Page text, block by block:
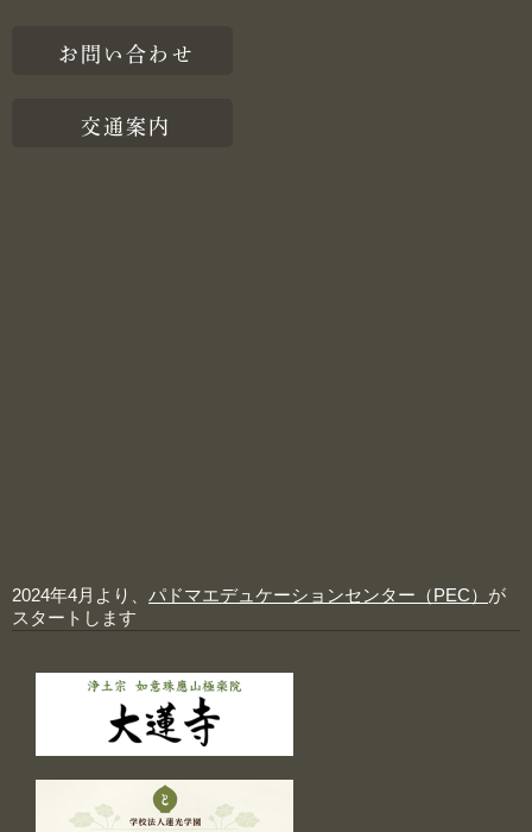
お問い合わせ
交通案内
2024年4月より、 パドマエデュケーションセンター（PEC） が
スタートします